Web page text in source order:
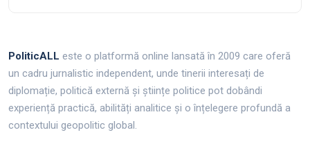
PoliticALL este o platformă online lansată în 2009 care oferă
un cadru jurnalistic independent, unde tinerii interesați de
diplomație, politică externă și științe politice pot dobândi
experiență practică, abilități analitice și o înțelegere profundă a
contextului geopolitic global.